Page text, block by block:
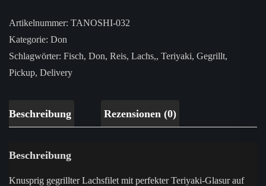
Artikelnummer: TANOSHI-032
Kategorie: Don
Schlagwörter: Fisch, Don, Reis, Lachs,, Teriyaki, Gegrillt,
Pickup, Delivery
Beschreibung Rezensionen (0)
Beschreibung
Knusprig gegrillter Lachsfilet mit perfekter Teriyaki-Glasur auf